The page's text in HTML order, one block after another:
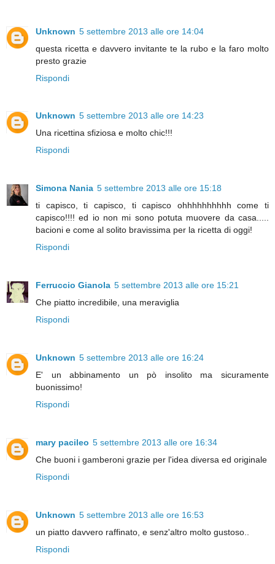
Unknown 5 settembre 2013 alle ore 14:04
questa ricetta e davvero invitante te la rubo e la faro molto
presto grazie
Rispondi
Unknown 5 settembre 2013 alle ore 14:23
Una ricettina sfiziosa e molto chic!!!
Rispondi
Simona Nania 5 settembre 2013 alle ore 15:18
ti capisco, ti capisco, ti capisco ohhhhhhhhhh come ti
capisco!!!! ed io non mi sono potuta muovere da casa.....
bacioni e come al solito bravissima per la ricetta di oggi!
Rispondi
Ferruccio Gianola 5 settembre 2013 alle ore 15:21
Che piatto incredibile, una meraviglia
Rispondi
Unknown 5 settembre 2013 alle ore 16:24
E' un abbinamento un pò insolito ma sicuramente
buonissimo!
Rispondi
mary pacileo 5 settembre 2013 alle ore 16:34
Che buoni i gamberoni grazie per l'idea diversa ed originale
Rispondi
Unknown 5 settembre 2013 alle ore 16:53
un piatto davvero raffinato, e senz'altro molto gustoso..
Rispondi